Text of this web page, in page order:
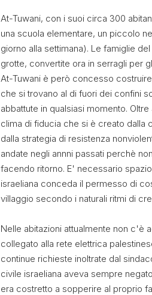
At-Tuwani, con i suoi circa 300
una scuola elementare, un piccolo
giorno alla settimana). Le famiglie
grotte, convertite ora in serragli per
At-Tuwani è però concesso
che si trovano al di fuori dei confini
abbattute in qualsiasi momento.
clima di fiducia che si è creato dalla
dalla strategia di resistenza
andate negli annni passati perchè
facendo ritorno. E' necessario
israeliana conceda il permesso di
villaggio secondo i naturali ritmi di
Nelle abitazioni attualmente non c'è
collegato alla rete elettrica
continue richieste inoltrate dal
civile israeliana aveva sempre
era costretto a sopperire al proprio